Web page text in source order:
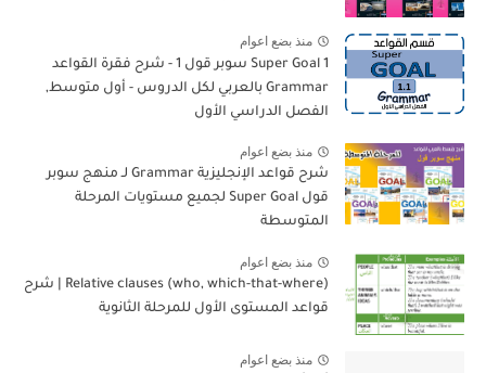
منذ بضع اعوام
Super Goal 1 سوبر قول 1 - شرح فقرة القواعد
Grammar بالعربي لكل الدروس - أول متوسط,
الفصل الدراسي الأول
منذ بضع اعوام
شرح قواعد الإنجليزية Grammar لـ منهج سوبر
قول Super Goal لجميع مستويات المرحلة
المتوسطة
منذ بضع اعوام
Relative clauses (who, which-that-where) | شرح
قواعد المستوى الأول للمرحلة الثانوية
منذ بضع اعوام